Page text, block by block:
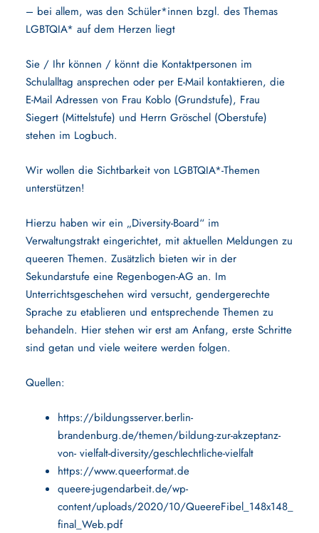
– bei allem, was den Schüler*innen bzgl. des Themas
LGBTQIA* auf dem Herzen liegt
Sie / Ihr können / könnt die Kontaktpersonen im
Schulalltag ansprechen oder per E-Mail kontaktieren, die
E-Mail Adressen von Frau Koblo (Grundstufe), Frau
Siegert (Mittelstufe) und Herrn Gröschel (Oberstufe)
stehen im Logbuch.
Wir wollen die Sichtbarkeit von LGBTQIA*-Themen
unterstützen!
Hierzu haben wir ein „Diversity-Board“ im
Verwaltungstrakt eingerichtet, mit aktuellen Meldungen zu
queeren Themen. Zusätzlich bieten wir in der
Sekundarstufe eine Regenbogen-AG an. Im
Unterrichtsgeschehen wird versucht, gendergerechte
Sprache zu etablieren und entsprechende Themen zu
behandeln. Hier stehen wir erst am Anfang, erste Schritte
sind getan und viele weitere werden folgen.
Quellen:
https://bildungsserver.berlin-
brandenburg.de/themen/bildung-zur-akzeptanz-
von- vielfalt-diversity/geschlechtliche-vielfalt
https://www.queerformat.de
queere-jugendarbeit.de/wp-
content/uploads/2020/10/QueereFibel_148x148_
final_Web.pdf